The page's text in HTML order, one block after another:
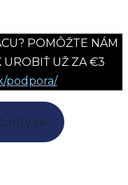
POMÔŽTE NÁM
UROBIŤ UŽ ZA €3
podpora/